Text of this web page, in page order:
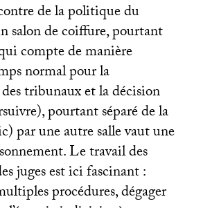
de la politique du
salon de coiffure, pourtant
compte de manière
normal pour la
tribunaux et la décision
pourtant séparé de la
par une autre salle vaut une
Le travail des
juges est ici fascinant :
procédures, dégager